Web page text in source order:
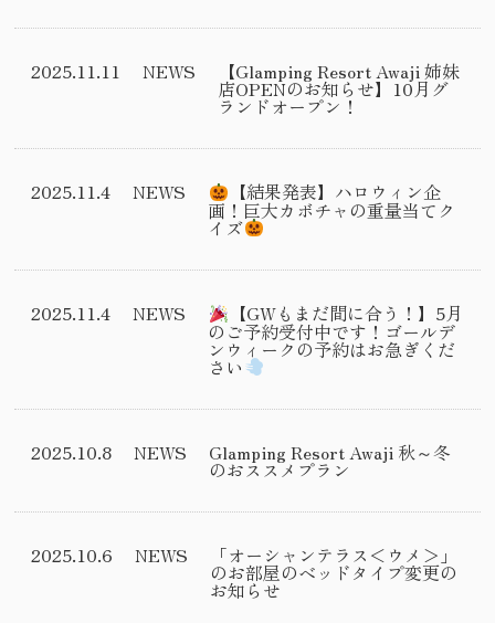
2025.11.11 NEWS 【Glamping Resort Awaji 姉妹
店OPENのお知らせ】10月グ
ランドオープン！
2025.11.4 NEWS 【結果発表】ハロウィン企
画！巨大カボチャの重量当てク
イズ
2025.11.4 NEWS 【GWもまだ間に合う！】5月
のご予約受付中です！ゴールデ
ンウィークの予約はお急ぎくだ
さい
2025.10.8 NEWS Glamping Resort Awaji 秋～冬
のおススメプラン
2025.10.6 NEWS 「オーシャンテラス＜ウメ＞」
のお部屋のベッドタイプ変更の
お知らせ